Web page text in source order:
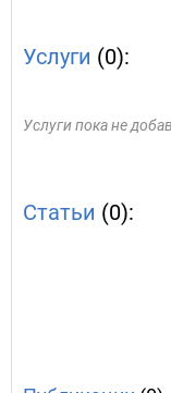
Услуги (0):
Услуги пока не
Статьи (0):